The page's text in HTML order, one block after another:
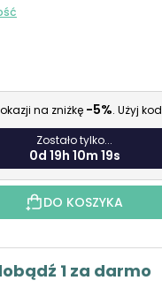
na zniżkę -5%. Użyj
Zostało tylko...
0d 19h 10m 18s
DO KOSZYKA
1 za darmo